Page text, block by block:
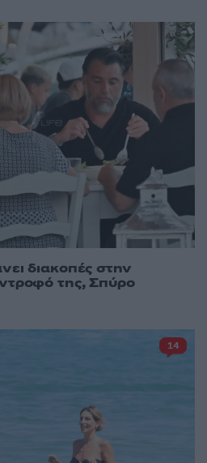
διακοπές στην
της, Σπύρο
14